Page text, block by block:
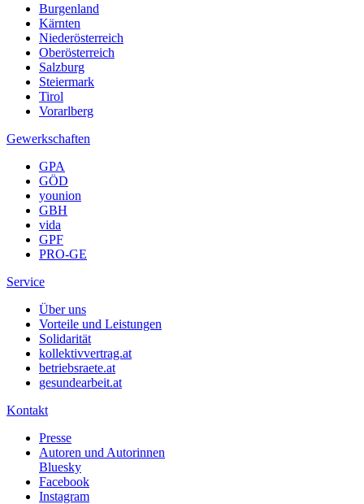
Burgenland
Kärnten
Niederösterreich
Oberösterreich
Salzburg
Steiermark
Tirol
Vorarlberg
Gewerkschaften
GPA
GÖD
younion
GBH
vida
GPF
PRO-GE
Service
Über uns
Vorteile und Leistungen
Solidarität
kollektivvertrag.at
betriebsraete.at
gesundearbeit.at
Kontakt
Presse
Autoren und Autorinnen
Bluesky
Facebook
Instagram